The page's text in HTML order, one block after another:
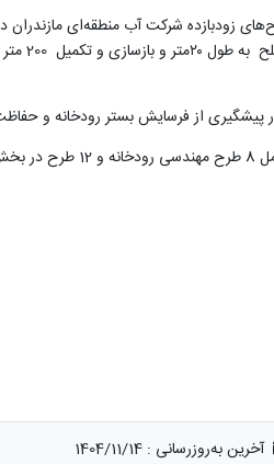
از فرسایش بستر رودخانه و حفاظت
آخرین به‌روزرسانی : 1404/11/14